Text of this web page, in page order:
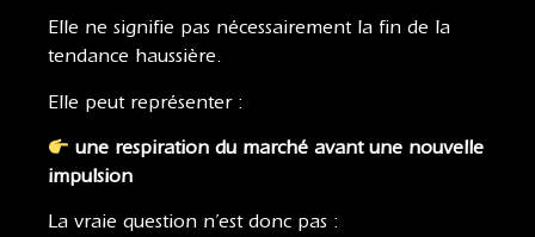
Elle ne signifie pas nécessairement la fin de la
tendance haussière.
Elle peut représenter :
une respiration du marché avant une nouvelle
impulsion
La vraie question n’est donc pas :